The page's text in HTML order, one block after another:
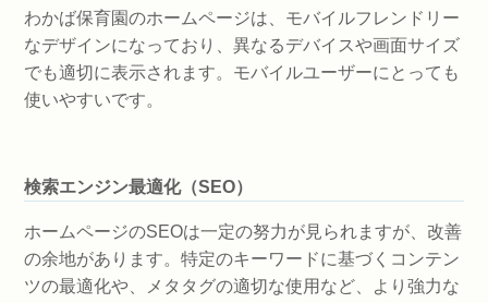
わかば保育園のホームページは、モバイルフレンドリー
なデザインになっており、異なるデバイスや画面サイズ
でも適切に表示されます。モバイルユーザーにとっても
使いやすいです。
検索エンジン最適化（SEO）
ホームページのSEOは一定の努力が見られますが、改善
の余地があります。特定のキーワードに基づくコンテン
ツの最適化や、メタタグの適切な使用など、より強力な